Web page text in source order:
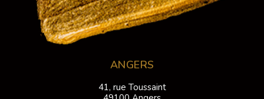
ANGERS
41, rue Toussaint